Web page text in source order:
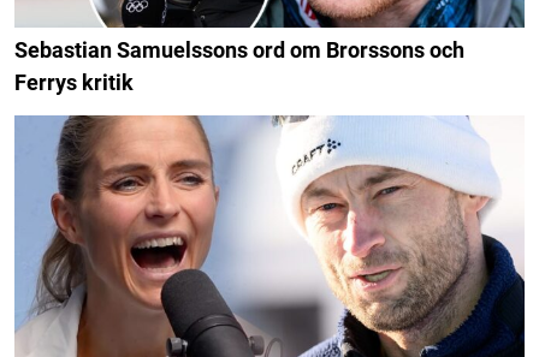
Sebastian Samuelssons ord om Brorssons och
Ferrys kritik